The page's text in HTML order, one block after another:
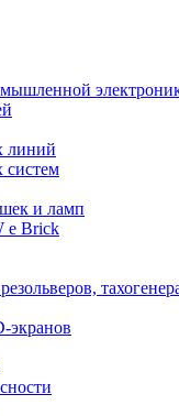
линий
систем
и ламп
e Brick
экранов